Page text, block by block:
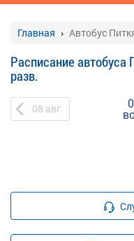
Главная Автобус
Расписание автобуса
разв.
08 авг